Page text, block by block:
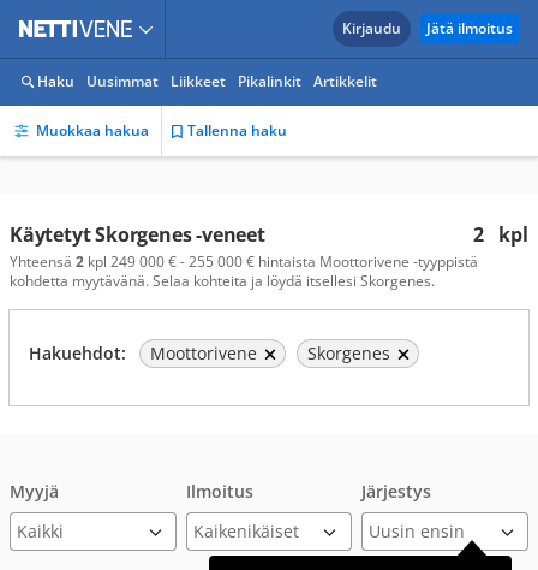
Kirjaudu Jätä ilmoitus
Haku Uusimmat Liikkeet Pikalinkit Artikkelit
Muokkaa hakua Tallenna haku
2 kpl
Käytetyt Skorgenes -veneet
Yhteensä 2 kpl 249 000 € - 255 000 € hintaista Moottorivene -tyyppistä
kohdetta myytävänä. Selaa kohteita ja löydä itsellesi Skorgenes.
Hakuehdot: Moottorivene Skorgenes
Myyjä Ilmoitus Järjestys